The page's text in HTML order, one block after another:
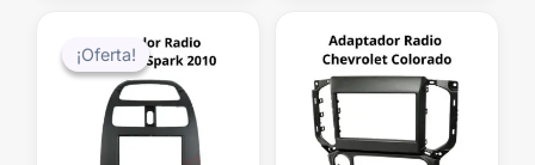
¡Oferta!
¡Oferta!
precio
original
era:
$39.990.